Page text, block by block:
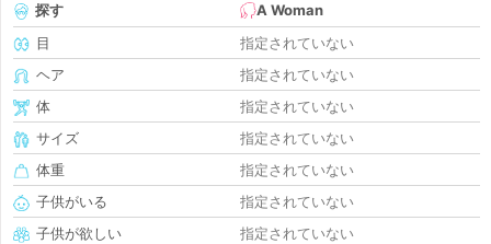
探す
A Woman
目
指定されていない
ヘア
指定されていない
体
指定されていない
サイズ
指定されていない
体重
指定されていない
子供がいる
指定されていない
子供が欲しい
指定されていない